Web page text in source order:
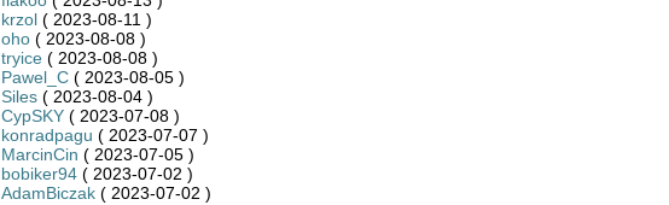
krzol( 2023-08-11 )
oho( 2023-08-08 )
tryice( 2023-08-08 )
Pawel_C( 2023-08-05 )
Siles( 2023-08-04 )
CypSKY( 2023-07-08 )
konradpagu ( 2023-07-07 )
MarcinCin ( 2023-07-05 )
bobiker94( 2023-07-02 )
AdamBiczak( 2023-07-02 )